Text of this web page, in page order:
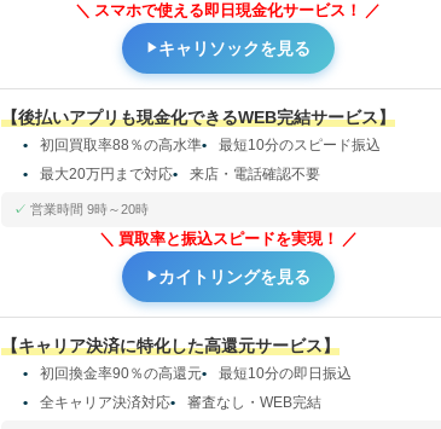
スマホで使える即日現金化サービス！
キャリソックを見る
【後払いアプリも現金化できるWEB完結サービス】
初回買取率88％の高水準
最短10分のスピード振込
最大20万円まで対応
来店・電話確認不要
営業時間 9時～20時
買取率と振込スピードを実現！
カイトリングを見る
【キャリア決済に特化した高還元サービス】
初回換金率90％の高還元
最短10分の即日振込
全キャリア決済対応
審査なし・WEB完結